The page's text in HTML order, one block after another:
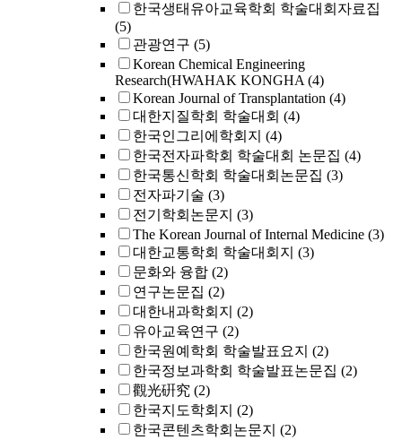
한국생태유아교육학회 학술대회자료집
(5)
관광연구 (5)
Korean Chemical Engineering
Research(HWAHAK KONGHA (4)
Korean Journal of Transplantation (4)
대한지질학회 학술대회 (4)
한국인그리에학회지 (4)
한국전자파학회 학술대회 논문집 (4)
한국통신학회 학술대회논문집 (3)
전자파기술 (3)
전기학회논문지 (3)
The Korean Journal of Internal Medicine (3)
대한교통학회 학술대회지 (3)
문화와 융합 (2)
연구논문집 (2)
대한내과학회지 (2)
유아교육연구 (2)
한국원예학회 학술발표요지 (2)
한국정보과학회 학술발표논문집 (2)
觀光硏究 (2)
한국지도학회지 (2)
한국콘텐츠학회논문지 (2)